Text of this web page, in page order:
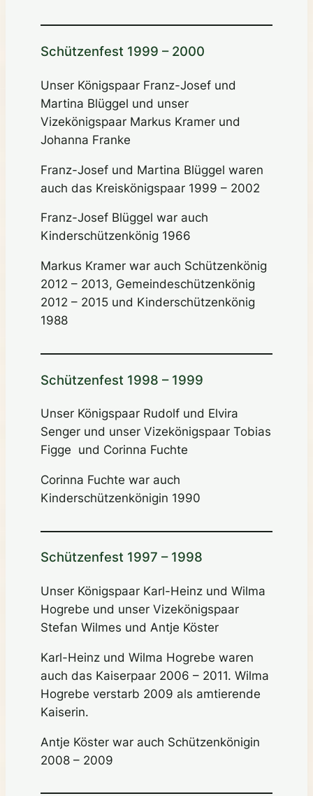
Schützenfest 1999 – 2000
Unser Königspaar Franz-Josef und
Martina Blüggel und unser
Vizekönigspaar Markus Kramer und
Johanna Franke
Franz-Josef und Martina Blüggel waren
auch das Kreiskönigspaar 1999 – 2002
Franz-Josef Blüggel war auch
Kinderschützenkönig 1966
Markus Kramer war auch Schützenkönig
2012 – 2013, Gemeindeschützenkönig
2012 – 2015 und Kinderschützenkönig
1988
Schützenfest 1998 – 1999
Unser Königspaar Rudolf und Elvira
Senger und unser Vizekönigspaar Tobias
Figge und Corinna Fuchte
Corinna Fuchte war auch
Kinderschützenkönigin 1990
Schützenfest 1997 – 1998
Unser Königspaar Karl-Heinz und Wilma
Hogrebe und unser Vizekönigspaar
Stefan Wilmes und Antje Köster
Karl-Heinz und Wilma Hogrebe waren
auch das Kaiserpaar 2006 – 2011. Wilma
Hogrebe verstarb 2009 als amtierende
Kaiserin.
Antje Köster war auch Schützenkönigin
2008 – 2009